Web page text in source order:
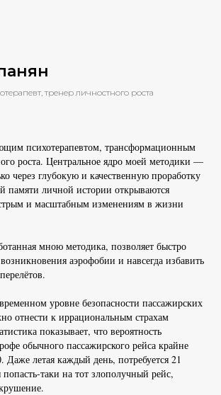
тренер личностного роста
психотерапевтом, трансформационным
роста. Центральное ядро моей методики —
через глубокую и качественную проработку
памяти личной истории открываются
и масштабным изменениям в жизни
мною методика, позволяет быстро
аэрофобии и навсегда избавить
уровне безопасности пассажирских
отнести к иррациональным страхам
показывает, что вероятность
обычного пассажирского рейса крайне
летая каждый день, потребуется 21
попасть-таки на тот злополучный рейс,